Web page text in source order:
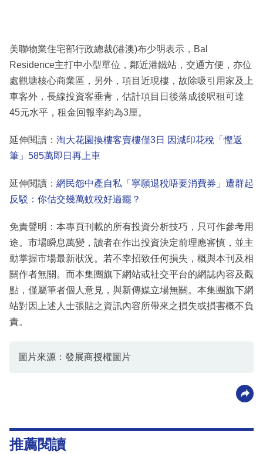
美聯物業住宅部行政總裁(港澳)布少明表示，Bal
Residence主打中小型單位，鄰近港鐵站，交通方便，亦位
處觀塘核心商業區，另外，項目近現樓，故除吸引用家及上
車客外，長線投資客垂青，估計項目日後落成後呎租可達
45元水平，租金回報率約為3厘。
延伸閱讀： 淘大花園換樓客賣樓僅3日 因減印花稅「慳返
筆」585萬即日再上車
延伸閱讀： 網民怨中產自私「寧願退稅唔要消費券」遭群起
反駁：你估交幾萬蚊稅好過癮？
免責聲明：本專頁刊載的所有投資分析技巧，只可作參考用
途。市場瞬息萬變，讀者在作出投資決定前理應審慎，並主
動掌握市場最新狀況。若不幸招致任何損失，概與本刊及相
關作者無關。而本集團旗下網站或社交平台的網誌內容及觀
點，僅屬筆者個人意見，與新傳媒立場無關。本集團旗下網
站對因上述人士張貼之資訊內容所帶來之損失或損害概不負
責。
圖片來源：發展商授權圖片
推薦閱讀